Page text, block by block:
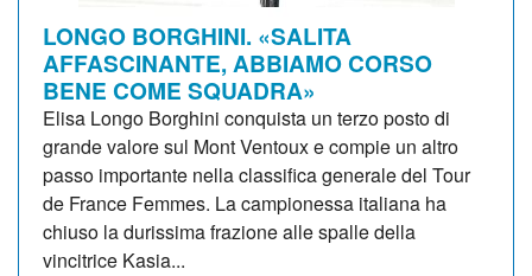
LONGO BORGHINI. «SALITA
AFFASCINANTE, ABBIAMO CORSO
BENE COME SQUADRA»
Elisa Longo Borghini conquista un terzo posto di
grande valore sul Mont Ventoux e compie un altro
passo importante nella classifica generale del Tour
de France Femmes. La campionessa italiana ha
chiuso la durissima frazione alle spalle della
vincitrice Kasia...